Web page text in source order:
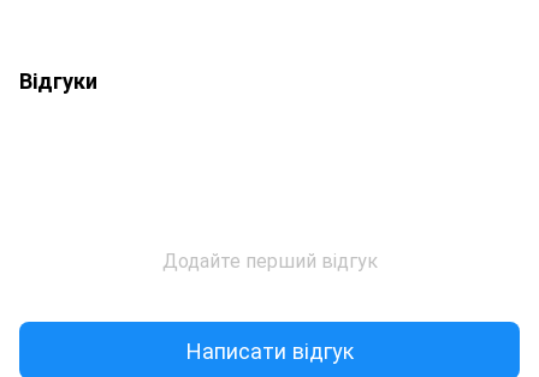
Відгуки
Додайте перший відгук
Написати відгук